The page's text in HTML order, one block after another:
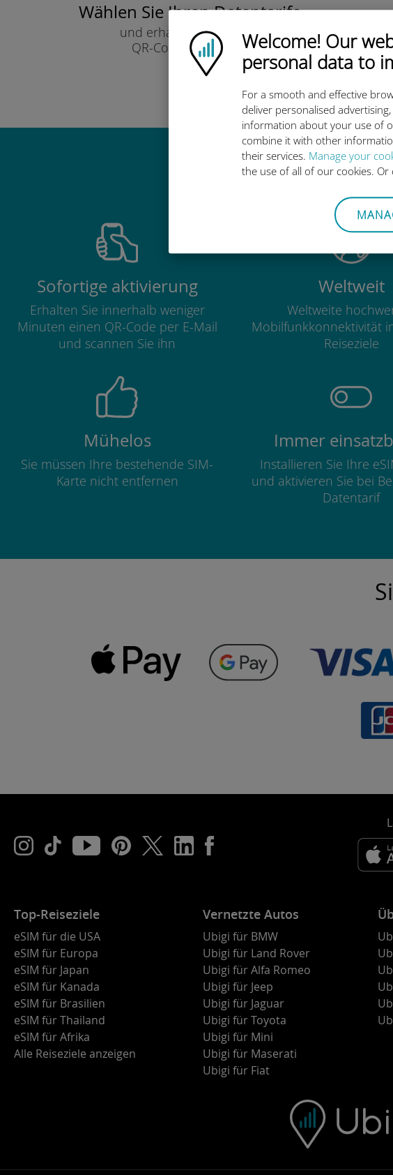
Ubigi logo
Welcome! Our
personal data to
For a smooth and effective
deliver personalised
information about your use of
combine it with other
their services. Manage your
the use of all of our cookies. Or
Wählen Sie Ihren Datentarife
und erhalten Sie ihn per
QR-Code per E-Mail.
Schnell!
um
Warum ist die
Sofortige aktivierung
Erhalten Sie innerhalb weniger
Minuten einen QR-Code per E-Mail
und scannen Sie ihn
Weltweit
Weltweite
Mobilfunkkonnektivität
Reiseziele
Mühelos
Sie müssen Ihre bestehende SIM-
Karte nicht entfernen
Immer
Installieren Sie Ihre
und aktivieren Sie bei
Datentarif
Top-Reiseziele
eSIM für die USA
eSIM für Europa
eSIM für Japan
eSIM für Kanada
eSIM für Brasilien
eSIM für Thailand
eSIM für Afrika
Alle Reiseziele anzeigen
Vernetzte Autos
Ubigi für BMW
Ubigi für Land Rover
Ubigi für Alfa Romeo
Ubigi für Jeep
Ubigi für Jaguar
Ubigi für Toyota
Ubigi für Mini
Ubigi für Maserati
Ubigi für Fiat